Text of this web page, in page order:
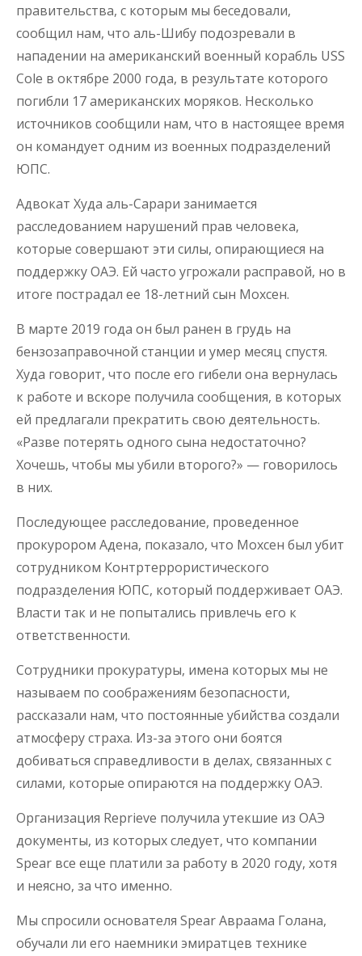
правительства, с которым мы беседовали,
сообщил нам, что аль-Шибу подозревали в
нападении на американский военный корабль USS
Cole в октябре 2000 года, в результате которого
погибли 17 американских моряков. Несколько
источников сообщили нам, что в настоящее время
он командует одним из военных подразделений
ЮПС.
Адвокат Худа аль-Сарари занимается
расследованием нарушений прав человека,
которые совершают эти силы, опирающиеся на
поддержку ОАЭ. Ей часто угрожали расправой, но в
итоге пострадал ее 18-летний сын Мохсен.
В марте 2019 года он был ранен в грудь на
бензозаправочной станции и умер месяц спустя.
Худа говорит, что после его гибели она вернулась
к работе и вскоре получила сообщения, в которых
ей предлагали прекратить свою деятельность.
«Разве потерять одного сына недостаточно?
Хочешь, чтобы мы убили второго?» — говорилось
в них.
Последующее расследование, проведенное
прокурором Адена, показало, что Мохсен был убит
сотрудником Контртеррористического
подразделения ЮПС, который поддерживает ОАЭ.
Власти так и не попытались привлечь его к
ответственности.
Сотрудники прокуратуры, имена которых мы не
называем по соображениям безопасности,
рассказали нам, что постоянные убийства создали
атмосферу страха. Из-за этого они боятся
добиваться справедливости в делах, связанных с
силами, которые опираются на поддержку ОАЭ.
Организация Reprieve получила утекшие из ОАЭ
документы, из которых следует, что компании
Spear все еще платили за работу в 2020 году, хотя
и неясно, за что именно.
Мы спросили основателя Spear Авраама Голана,
обучали ли его наемники эмиратцев технике